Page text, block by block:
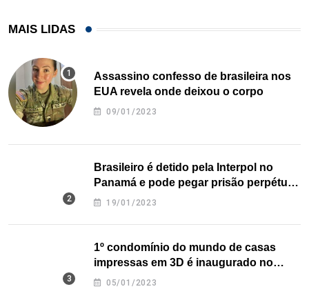
MAIS LIDAS
Assassino confesso de brasileira nos
EUA revela onde deixou o corpo
09/01/2023
Brasileiro é detido pela Interpol no
Panamá e pode pegar prisão perpétua
nos EUA
19/01/2023
1º condomínio do mundo de casas
impressas em 3D é inaugurado no
Texas
05/01/2023